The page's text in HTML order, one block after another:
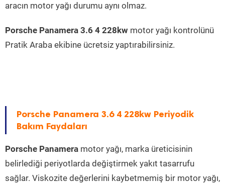
aracın motor yağı durumu aynı olmaz.
Porsche Panamera 3.6 4 228kw motor yağı kontrolünü
Pratik Araba ekibine ücretsiz yaptırabilirsiniz.
Porsche Panamera 3.6 4 228kw Periyodik
Bakım Faydaları
Porsche Panamera motor yağı, marka üreticisinin
belirlediği periyotlarda değiştirmek yakıt tasarrufu
sağlar. Viskozite değerlerini kaybetmemiş bir motor yağı,